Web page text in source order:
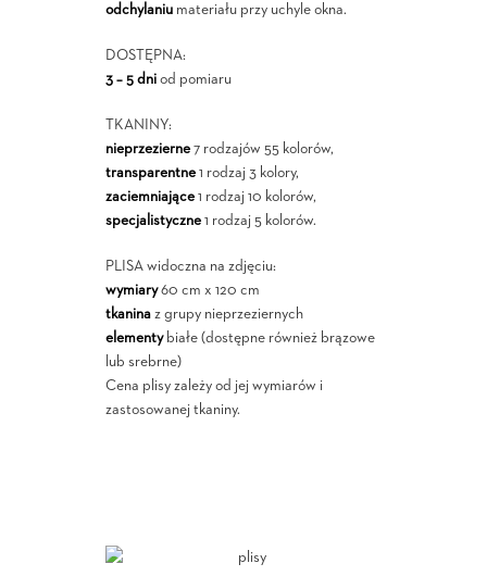
odchylaniumateriału przy uchyle okna.
DOSTĘPNA:
3 – 5 dniod pomiaru
TKANINY:
nieprzezierne7 rodzajów 55 kolorów,
transparentne1 rodzaj 3 kolory,
zaciemniające1 rodzaj 10 kolorów,
specjalistyczne1 rodzaj 5 kolorów.
PLISA widoczna na zdjęciu:
wymiary60 cm x 120 cm
tkaninaz grupy nieprzeziernych
elementybiałe (dostępne również brązowe
lub srebrne)
Cena plisy zależy od jej wymiarów i
zastosowanej tkaniny.